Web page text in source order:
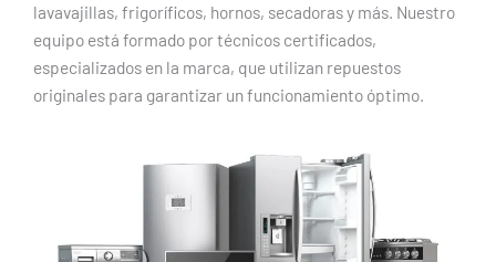
lavavajillas, frigoríficos, hornos, secadoras y más. Nuestro
equipo está formado por técnicos certificados,
especializados en la marca, que utilizan repuestos
originales para garantizar un funcionamiento óptimo.